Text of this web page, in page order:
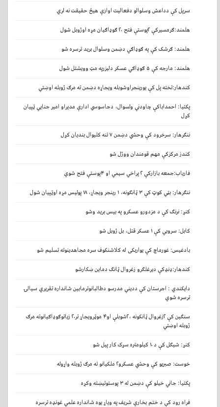
سرپل کې دداعش وسلوالو دفعالیت اوازې هیڅ حقیقت نه لري
هلمند:ګرمسیرکې ۲پوستې فتح ۲۰ ګوډاګیان مړه اوژوبل شول
هلمند: ګرشک کې په ګوډاګي دښمن وسلوال برید ترسره شو
هلمند: مارجه کې ۵ ګوډاګي عسکر دلیزرپه مټ وویشتل شول
كندهار:تخته پل کې یورینجراوشوبله ویجاړه دښمن ته مرګ ژوبله اوښتي
پکتیا: احمداباکې چاودني ولسوال، دجاسوسي ادارې مدیراو امیر جنایي ټپیان
کړل
ننګرهار: سرخرود کې وحشي دښمن ۷ تنه کلیوال بندیان کړل
کندز مرکزکې مهم قومندان ووژل شو
فاریاب:جمعه بازارکې ۲ پراخي سیمي او ۴پوستې فتح شوي
ننګرهار: بټي کوټ کې ۳ ټانګونه، ۱ رینجر ویجاړ، ۱۸ پولیس مړه اوټپيان شول
کنړ: نرنګ کې د مزدورو عسکرو په بیس برید وشو
کابل: سروبي کې ۱ عسکر قتل، بل ژوبل شو
بادغیس: غورماچ کې یواربکی له کلاشنکوف سره مجاهدینوته تسلیم شو
كندهار:ډنډکې دیرغلګرو زغروال ټانګ دماین ښکارشو
دایکندي : اجرستان کې ددیني مدرسو دطالبانوترمابین شانداره تقریري سیالۍ
ترسره شوي
سنګین کې ۲زغروال ټانکونه ،۲شوبلې او۴ موټرویجاړ تر۲۰ زیاتوګوډاګیانوته مرګ
ژوبله اوښتي
کنړ: شیګل کې د ۱۰ کیلومتره سړک کار پيل شو
خوست: صبریو کې وحشي عسکرو۲ ملکیانو ته مرګ ژوبله واړوله
پکتیا: جاني خیلو کې دښمن له ۳ پوستوتیښته وکړه
فراه رود کې د ختم بخاري شریف په ویاړ یوه شانداره علمي غونډه ترسره